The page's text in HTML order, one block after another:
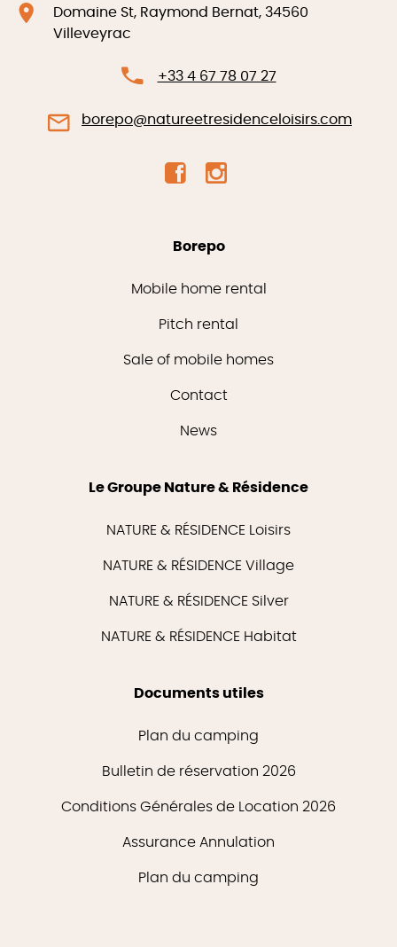
Domaine St, Raymond Bernat, 34560
Villeveyrac
+33 4 67 78 07 27
borepo@natureetresidenceloisirs.com
Documents utiles
Plan du camping
Bulletin de réservation 2026
Conditions Générales de Location 2026
Assurance Annulation
Plan du camping
Borepo
Mobile home rental
Pitch rental
Sale of mobile homes
Contact
News
Le Groupe Nature & Résidence
NATURE & RÉSIDENCE Loisirs
NATURE & RÉSIDENCE Village
NATURE & RÉSIDENCE Silver
NATURE & RÉSIDENCE Habitat